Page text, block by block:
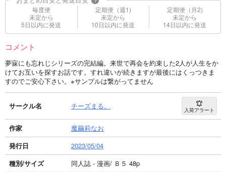
毎度便
未定から
5日以内に発送
定期便（週1)
未定から
10日以内に発送
定期便（月2)
未定から
14日以内に発送
コメント
夢寐にも忘れじシリーズの完結編。来世で再会を約束した2人が人生をか
けてお互いを探すお話です。すれ違いが続きますが最後にはくっつきま
すのでご安心下さい。※サンプルは繋がってません
サークル名 チーズまる。 入荷アラート
作家
魔繭莉なお
発行日
2023/05/04
種別/サイズ
同人誌 - 漫画/ Ｂ５ 48p